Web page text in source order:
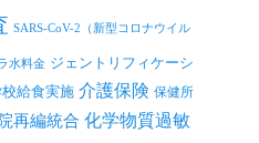
SARS-CoV-2（新型コロナウイル
水料金 ジェントリフィケーシ
給食実施 介護保険 保健所
再編統合 化学物質過敏